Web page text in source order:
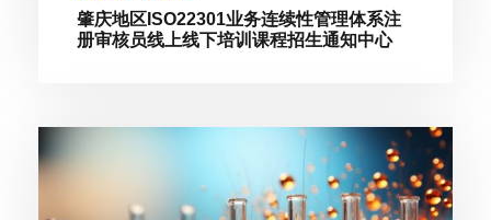
肇庆地区ISO22301业务连续性管理体系注
册审核员线上线下培训课程招生通知中心